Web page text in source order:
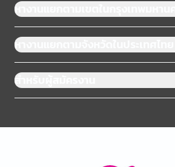
หางานแยกตามเขตในกรุงเทพมหานคร
หางานแยกตามจังหวัดในประเทศไทย
สำหรับผู้สมัครงาน